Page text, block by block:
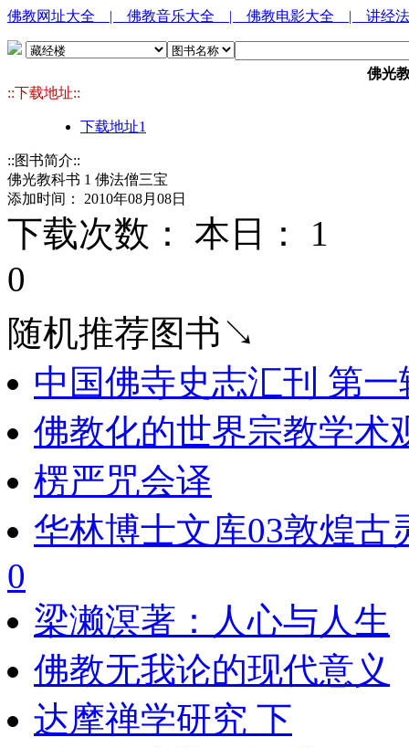
佛教网址大全 | 佛教音乐大全 | 佛教电影大全 | 讲经
佛光
::下载地址::
下载地址1
::图书简介::
佛光教科书 1 佛法僧三宝
添加时间： 2010年08月08日
下载次数： 本日： 1
0
随机推荐图书↘
中国佛寺史志汇刊 第一
佛教化的世界宗教学术
楞严咒会译
华林博士文库03敦煌古
0
梁濑溟著：人心与人生
佛教无我论的现代意义
达摩禅学研究 下